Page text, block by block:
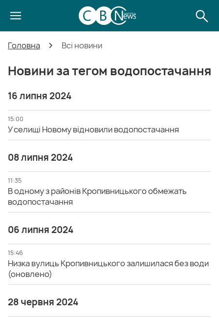
Головна Всі новини
Новини за тегом водопостачання
16 липня 2024
15:00
У селищі Новому відновили водопостачання
08 липня 2024
11:35
В одному з районів Кропивницького обмежать
водопостачання
06 липня 2024
15:46
Низка вулиць Кропивницького залишилася без води
(оновлено)
28 червня 2024